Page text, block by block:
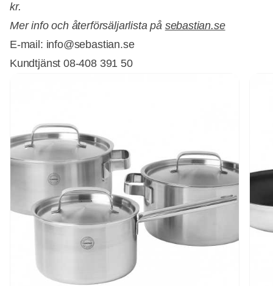
kr.
Mer info och återförsäljarlista på sebastian.se
E-mail: info@sebastian.se
Kundtjänst 08-408 391 50